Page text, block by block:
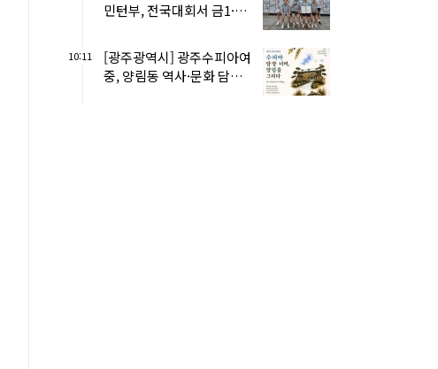
민턴부, 전국대회서 금1·은
10:11
[광주광역시] 광주수피아여
중, 양림동 역사·문화 담은